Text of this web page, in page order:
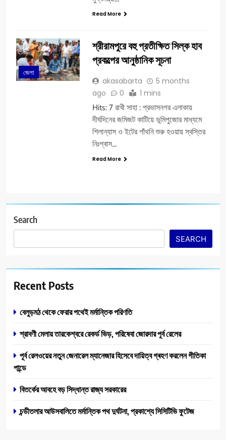
Read More
জেলা
শ্রীরামপুরে বহু প্রতীক্ষিত সিল্ক হাব
প্রকল্পের আনুষ্ঠানিক সূচনা
akasabarta
5 months
ago
0 1 mins
Hits: 7 রাখী সাহা : প্রভাসনগর এলাকায়
দীর্ঘদিনের জমিজট কাটিয়ে ভূমিপুজোর মাধ্যমে
শিলান্যাস ও ইটের গাঁথনি শুরু হওয়ায় স্বস্তির
নিঃশ্বাস…
Read More
Search
SEARCH
Recent Posts
বেলুড়মঠ থেকে ফেরার পথেই মর্মান্তিক পরিণতি
শ্রাবণী মেলায় তারকেশ্বরে রেকর্ড ভিড়, পরিষেবা জোরদার পূর্ব রেলের
পূর্ব রেল‌ওয়ের নতুন জেনারেল ম্যানেজার হিসেবে দায়িত্ব গ্ৰহণ করলেন গীতিকা
পান্ডে
বিতর্কের আবহে বড় সিদ্ধান্ত রাজ্য সরকারের
চন্ডীতলার আউসবালিতে মর্মান্তিক পথ দুর্ঘটনা, প্রকাশ্যে সিসিটিভি ফুটেজ